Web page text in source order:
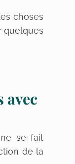
choses
quelques
avec
se fait
de la